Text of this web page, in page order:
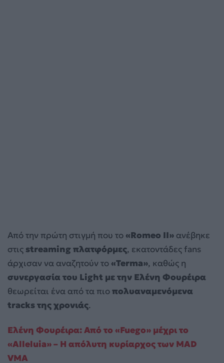
Από την πρώτη στιγμή που το«Romeo II» ανέβηκε
στις streaming πλατφόρμες, εκατοντάδες fans
άρχισαν να αναζητούν το«Terma», καθώς η
συνεργασία του Light με την Ελένη Φουρέιρα
θεωρείται ένα από τα πιοπολυαναμενόμενα
tracks της χρονιάς.
Ελένη Φουρέιρα: Από το «Fuego» μέχρι το
«Alleluia» – Η απόλυτη κυρίαρχος των MAD
VMA